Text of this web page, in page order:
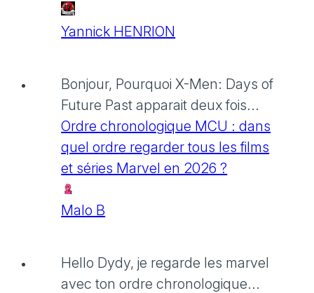
Yannick HENRION
Bonjour, Pourquoi X-Men: Days of
Future Past apparait deux fois...
Ordre chronologique MCU : dans
quel ordre regarder tous les films
et séries Marvel en 2026 ?
Malo B
Hello Dydy, je regarde les marvel
avec ton ordre chronologique...